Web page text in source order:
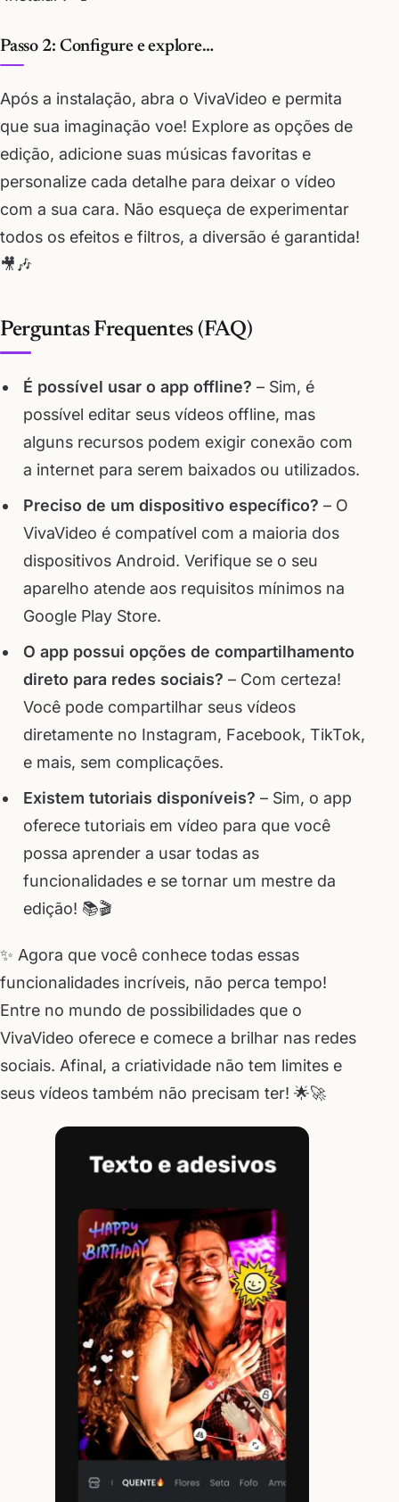
Passo 2: Configure e explore…
Após a instalação, abra o VivaVideo e permita
que sua imaginação voe! Explore as opções de
edição, adicione suas músicas favoritas e
personalize cada detalhe para deixar o vídeo
com a sua cara. Não esqueça de experimentar
todos os efeitos e filtros, a diversão é garantida!
🎥🎶
Perguntas Frequentes (FAQ)
É possível usar o app offline? – Sim, é
possível editar seus vídeos offline, mas
alguns recursos podem exigir conexão com
a internet para serem baixados ou utilizados.
Preciso de um dispositivo específico? – O
VivaVideo é compatível com a maioria dos
dispositivos Android. Verifique se o seu
aparelho atende aos requisitos mínimos na
Google Play Store.
O app possui opções de compartilhamento
direto para redes sociais? – Com certeza!
Você pode compartilhar seus vídeos
diretamente no Instagram, Facebook, TikTok,
e mais, sem complicações.
Existem tutoriais disponíveis? – Sim, o app
oferece tutoriais em vídeo para que você
possa aprender a usar todas as
funcionalidades e se tornar um mestre da
edição! 📚🎬
✨ Agora que você conhece todas essas
funcionalidades incríveis, não perca tempo!
Entre no mundo de possibilidades que o
VivaVideo oferece e comece a brilhar nas redes
sociais. Afinal, a criatividade não tem limites e
seus vídeos também não precisam ter! 🌟🚀